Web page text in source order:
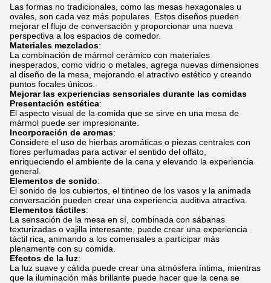
Las formas no tradicionales, como las mesas hexagonales u
ovales, son cada vez más populares. Estos diseños pueden
mejorar el flujo de conversación y proporcionar una nueva
perspectiva a los espacios de comedor.
Materiales mezclados:
La combinación de mármol cerámico con materiales
inesperados, como vidrio o metales, agrega nuevas dimensiones
al diseño de la mesa, mejorando el atractivo estético y creando
puntos focales únicos.
Mejorar las experiencias sensoriales durante las comidas
Presentación estética:
El aspecto visual de la comida que se sirve en una mesa de
mármol puede ser impresionante.
Incorporación de aromas:
Considere el uso de hierbas aromáticas o piezas centrales con
flores perfumadas para activar el sentido del olfato,
enriqueciendo el ambiente de la cena y elevando la experiencia
general.
Elementos de sonido:
El sonido de los cubiertos, el tintineo de los vasos y la animada
conversación pueden crear una experiencia auditiva atractiva.
Elementos táctiles:
La sensación de la mesa en sí, combinada con sábanas
texturizadas o vajilla interesante, puede crear una experiencia
táctil rica, animando a los comensales a participar más
plenamente con su comida.
Efectos de la luz:
La luz suave y cálida puede crear una atmósfera íntima, mientras
que la iluminación más brillante puede hacer que la cena se